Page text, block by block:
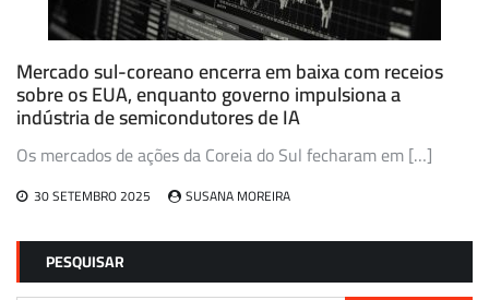
Mercado sul-coreano encerra em baixa com receios
sobre os EUA, enquanto governo impulsiona a
indústria de semicondutores de IA
Os mercados de ações da Coreia do Sul fecharam em […]
30 SETEMBRO 2025 SUSANA MOREIRA
PESQUISAR